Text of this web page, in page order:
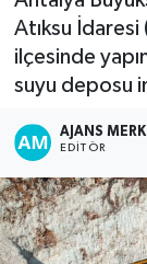
Atıksu
ilçesinde
suyu deposu
AJANS
EDITÖR